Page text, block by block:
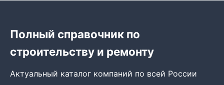
Полный справочник по
строительству и ремонту
Актуальный каталог компаний по всей России